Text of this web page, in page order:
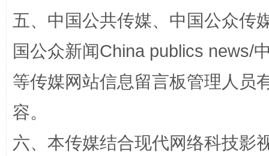
五、中国公共传媒、中国公众传
国公众新闻China publics news/
等传媒网站信息留言板管理人员
容。
六、本传媒结合现代网络科技影